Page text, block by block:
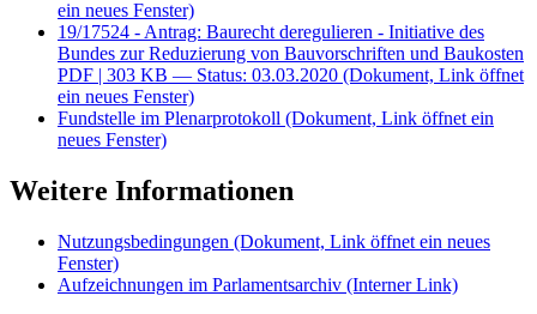
ein neues Fenster)
19/17524 - Antrag: Baurecht deregulieren - Initiative des
Bundes zur Reduzierung von Bauvorschriften und Baukosten
PDF | 303 KB — Status: 03.03.2020 (Dokument, Link öffnet
ein neues Fenster)
Fundstelle im Plenarprotokoll (Dokument, Link öffnet ein
neues Fenster)
Weitere Informationen
Nutzungsbedingungen (Dokument, Link öffnet ein neues
Fenster)
Aufzeichnungen im Parlamentsarchiv (Interner Link)